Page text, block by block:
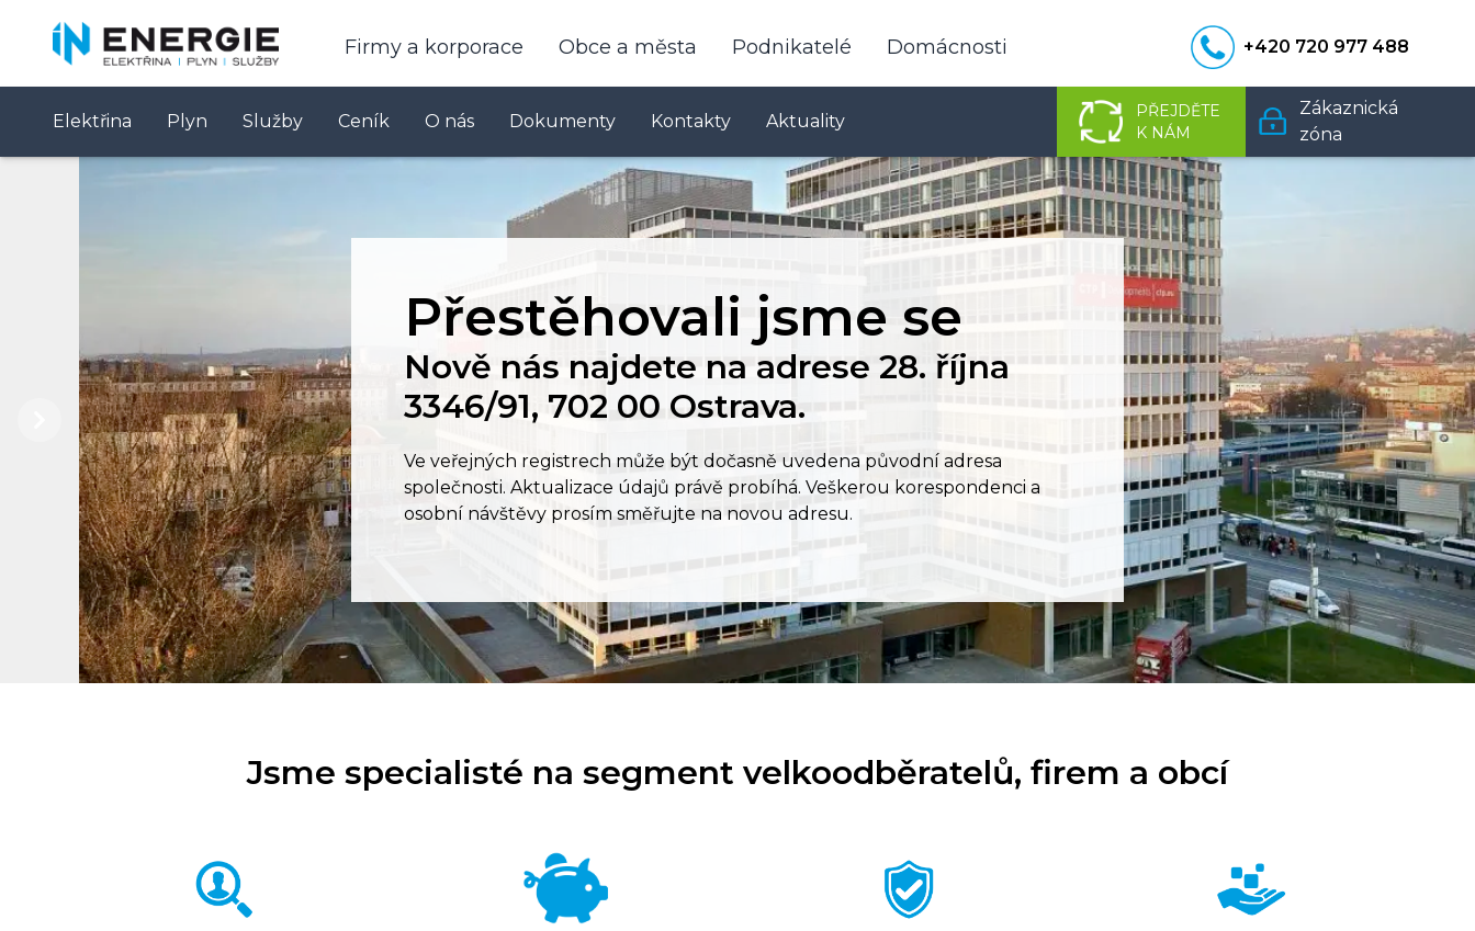
Firmy a korporace Obce a města Podnikatelé Domácnosti +420 720 977 488
Elektřina Plyn Služby Ceník O nás Dokumenty Kontakty Aktuality
PŘEJDĚTE
K NÁM
Zákaznická
zóna
Přestěhovali jsme se
Nově nás najdete na adrese 28. října
3346/91, 702 00 Ostrava.
Ve veřejných registrech může být dočasně uvedena původní adresa
společnosti. Aktualizace údajů právě probíhá. Veškerou korespondenci a
osobní návštěvy prosím směřujte na novou adresu.
Previous
Next
Jsme specialisté na segment velkoodběratelů, firem a obcí